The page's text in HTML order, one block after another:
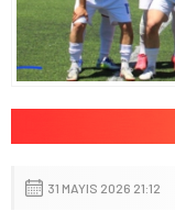
31 MAYIS 2026 21:12